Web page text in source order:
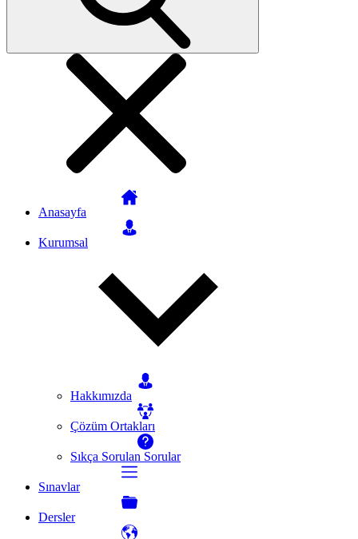
Anasayfa
Kurumsal
Hakkımızda
Çözüm Ortakları
Sıkça Sorulan Sorular
Sınavlar
Dersler